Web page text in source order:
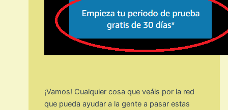
¡Vamos! Cualquier cosa que veáis por la red
que pueda ayudar a la gente a pasar estas